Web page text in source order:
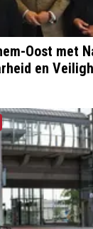
Oost met
en